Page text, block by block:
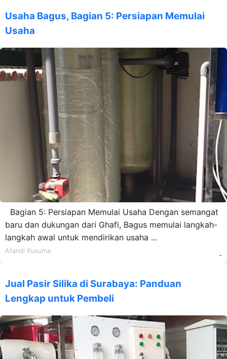
Usaha Bagus, Bagian 5: Persiapan Memulai
Usaha
Bagian 5: Persiapan Memulai Usaha Dengan semangat
baru dan dukungan dari Ghafi, Bagus memulai langkah-
langkah awal untuk mendirikan usaha ...
Afandi Kusuma
-
Jual Pasir Silika di Surabaya: Panduan
Lengkap untuk Pembeli